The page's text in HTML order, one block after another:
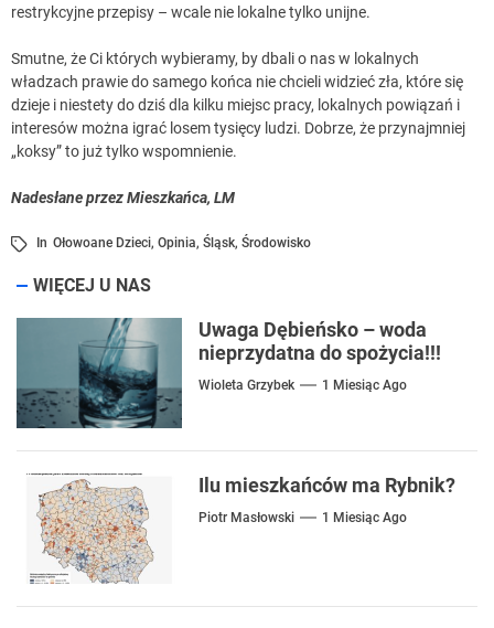
restrykcyjne przepisy – wcale nie lokalne tylko unijne.
Smutne, że Ci których wybieramy, by dbali o nas w lokalnych
władzach prawie do samego końca nie chcieli widzieć zła, które się
dzieje i niestety do dziś dla kilku miejsc pracy, lokalnych powiązań i
interesów można igrać losem tysięcy ludzi. Dobrze, że przynajmniej
„koksy” to już tylko wspomnienie.
Nadesłane przez Mieszkańca, LM
In Ołowoane Dzieci, Opinia, Śląsk, Środowisko
WIĘCEJ U NAS
Uwaga Dębieńsko – woda
nieprzydatna do spożycia!!!
Wioleta Grzybek 1 Miesiąc Ago
Ilu mieszkańców ma Rybnik?
Piotr Masłowski 1 Miesiąc Ago